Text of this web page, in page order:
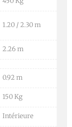
1.20 / 2.30 m
2.26 m
0.92 m
150 Kg
Intérieure